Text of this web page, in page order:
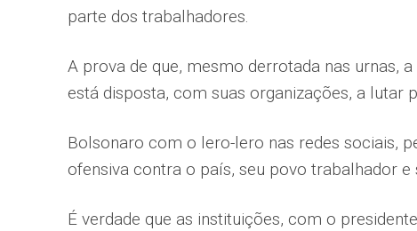
parte dos trabalhadores.
A prova de que, mesmo derrotada nas urnas,
está disposta, com suas organi­zações, a lutar
Bolsonaro com o lero-lero nas redes so­ciais,
ofensiva contra o país, seu povo trabalhador e
É verdade que as instituições, com o